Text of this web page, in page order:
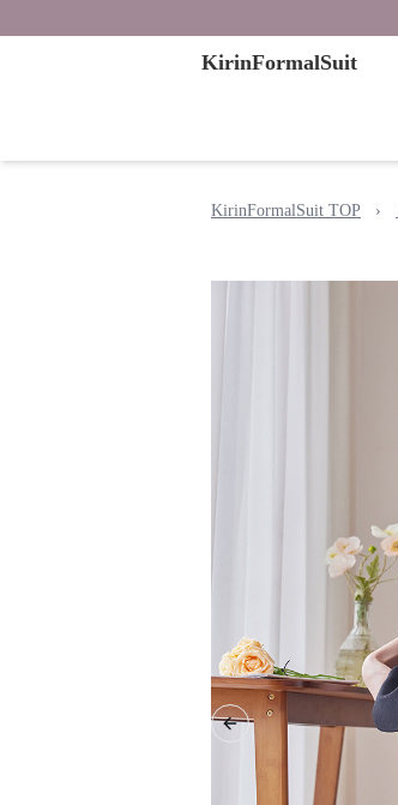
KirinFormalSuit
KirinFormalSuit TOP ›
Previous slide